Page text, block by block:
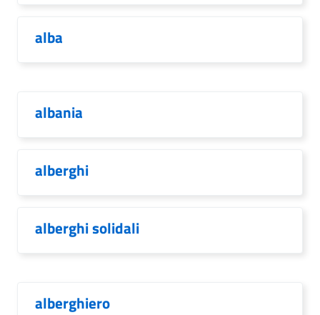
alba
albania
alberghi
alberghi solidali
alberghiero